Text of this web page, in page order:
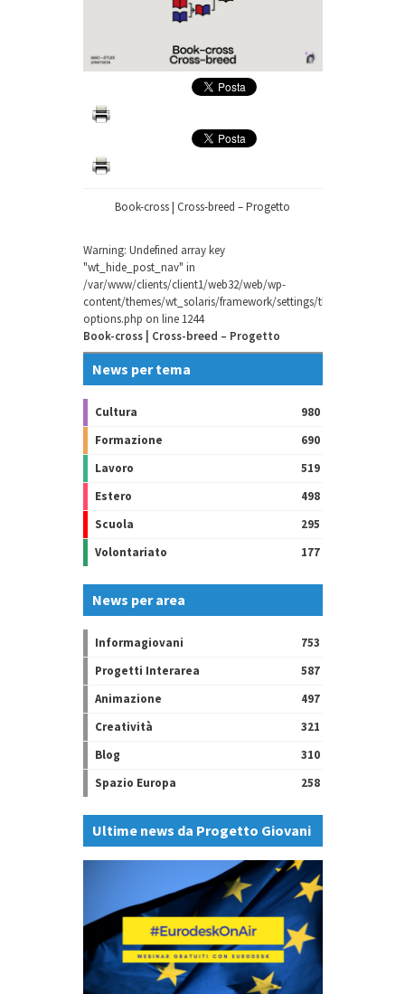
Book-cross | Cross-breed – Progetto
Warning: Undefined array key
"wt_hide_post_nav" in
/var/www/clients/client1/web32/web/wp-
content/themes/wt_solaris/framework/settings/theme-
options.php on line 1244
Book-cross | Cross-breed – Progetto
News per tema
Cultura
980
Formazione
690
Lavoro
519
Estero
498
Scuola
295
Volontariato
177
News per area
Informagiovani
753
Progetti Interarea
587
Animazione
497
Creatività
321
Blog
310
Spazio Europa
258
Ultime news da Progetto Giovani